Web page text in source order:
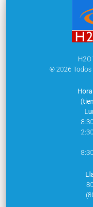
H2O
® 2026 Todos